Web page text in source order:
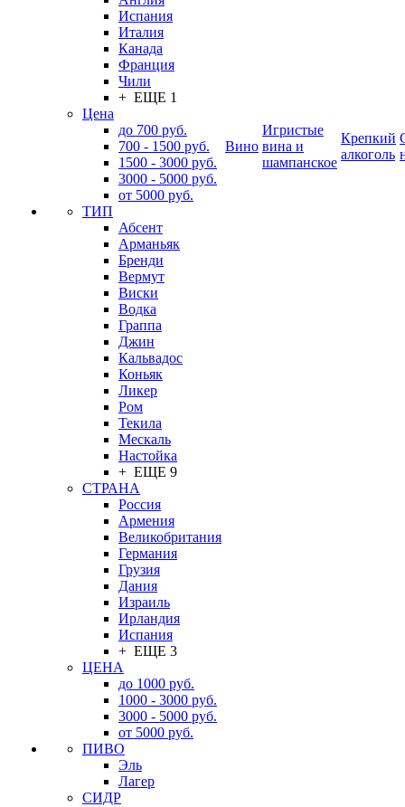
Испания
Италия
Канада
Франция
Чили
+ ЕЩЕ 1
Цена
до 700 руб.
700 - 1500 руб.
1500 - 3000 руб.
3000 - 5000 руб.
от 5000 руб.
ТИП
Абсент
Арманьяк
Бренди
Вермут
Виски
Водка
Граппа
Джин
Кальвадос
Коньяк
Ликер
Ром
Текила
Мескаль
Настойка
+ ЕЩЕ 9
СТРАНА
Россия
Армения
Великобритания
Германия
Грузия
Дания
Израиль
Ирландия
Испания
+ ЕЩЕ 3
ЦЕНА
до 1000 руб.
1000 - 3000 руб.
3000 - 5000 руб.
от 5000 руб.
ПИВО
Эль
Лагер
СИДР
Вино
Игристые
вина и
шампанское
Крепкий
алкоголь